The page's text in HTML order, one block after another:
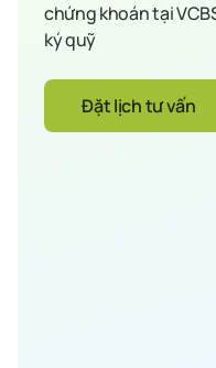
chứng khoán tại
ký quỹ
Đặt lịch tư vấn